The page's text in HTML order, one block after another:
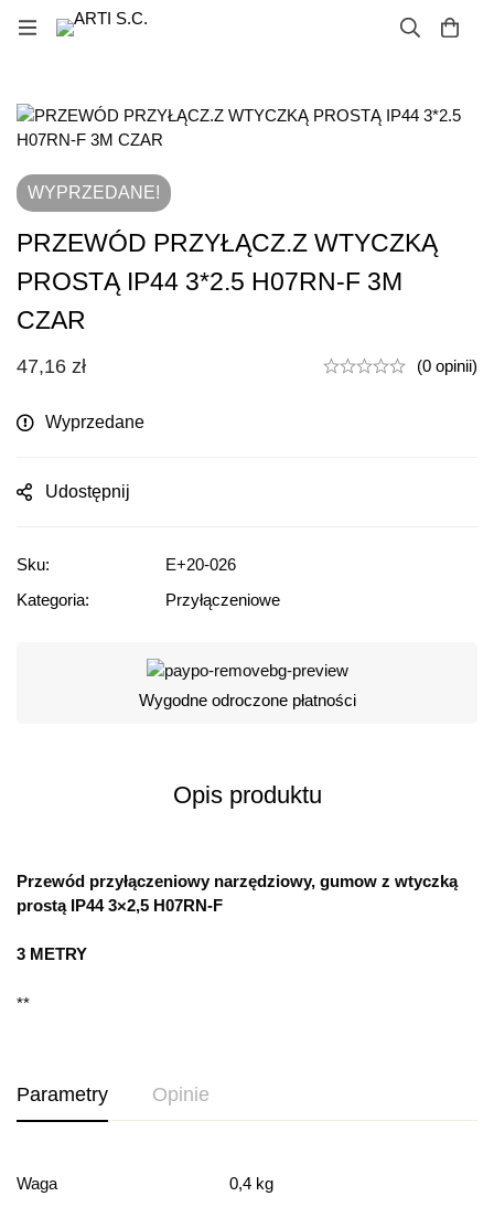
WYPRZEDANE!
PRZEWÓD PRZYŁĄCZ.Z WTYCZKĄ
PROSTĄ IP44 3*2.5 H07RN-F 3M
CZAR
47,16 zł (0 opinii)
Wyprzedane
Udostępnij
Sku:
E+20-026
Kategoria:
Przyłączeniowe
Wygodne odroczone płatności
Opis produktu
Przewód przyłączeniowy narzędziowy, gumow z wtyczką
prostą IP44 3×2,5 H07RN-F
3 METRY
**
Parametry Opinie
Waga
0,4 kg
Ocena i recenzja